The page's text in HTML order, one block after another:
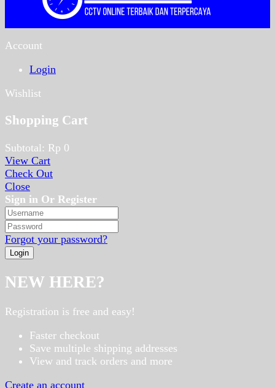
Account
Login
Wishlist
Shopping Cart
Subtotal: Rp 0
View Cart
Check Out
Close
Sign in Or Register
Forgot your password?
NEW HERE?
Registration is free and easy!
Faster checkout
Save multiple shipping addresses
View and track orders and more
Create an account